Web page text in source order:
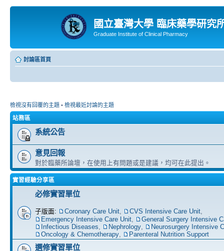
國立臺灣大學 臨床藥學研究
Graduate Institute of Clinical Pharmacy
討論區首頁
檢視沒有回覆的主題 • 檢視最近討論的主題
站務區
系統公告
意見回報
對於臨藥所論壇，在使用上有問題或是建議，均可在此提出。
實習經驗分享區
必修實習單位
子版面: Coronary Care Unit, CVS Intensive Care Unit,
Emergency Intensive Care Unit,
General Surgery Intensive
Infectious Diseases, Nephrology,
Neurosurgery Intensive
Oncology & Chemotherapy, Parenteral Nutrition Support
選修實習單位